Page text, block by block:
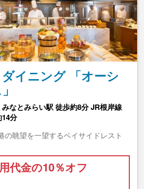
イニング 「オーシ
なとみらい駅 徒歩約8分 JR根岸線
分
の眺望を一望するベイサイドレスト
代金の10％オフ